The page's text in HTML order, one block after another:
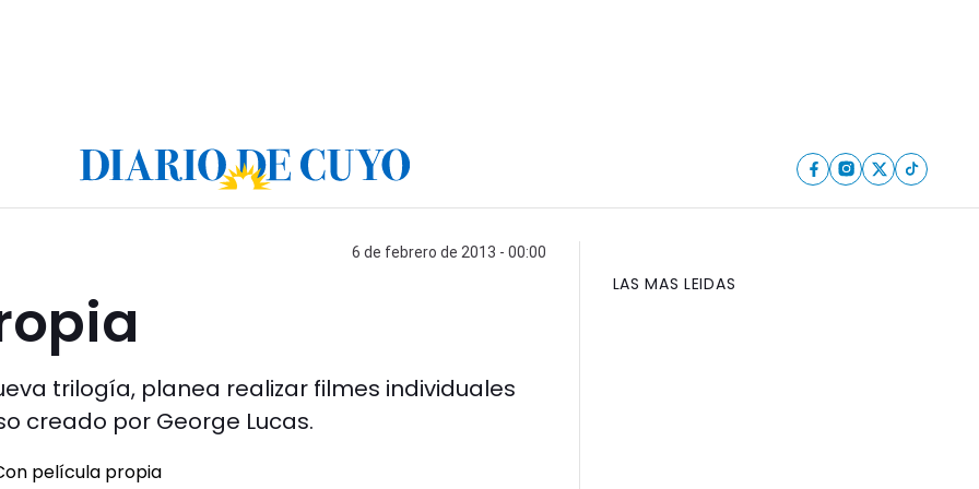
6 de febrero de 2013 - 00:00
trilogía, planea realizar filmes individuales
creado por George Lucas.
LAS MAS LEIDAS